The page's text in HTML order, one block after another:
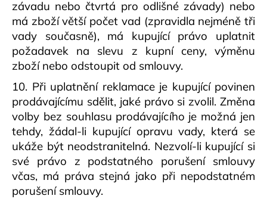
závadu nebo čtvrtá pro odlišné závady) nebo
má zboží větší počet vad (zpravidla nejméně tři
vady současně), má kupující právo uplatnit
požadavek na slevu z kupní ceny, výměnu
zboží nebo odstoupit od smlouvy.
10. Při uplatnění reklamace je kupující povinen
prodávajícímu sdělit, jaké právo si zvolil. Změna
volby bez souhlasu prodávajícího je možná jen
tehdy, žádal-li kupující opravu vady, která se
ukáže být neodstranitelná. Nezvolí-li kupující si
své právo z podstatného porušení smlouvy
včas, má práva stejná jako při nepodstatném
porušení smlouvy.